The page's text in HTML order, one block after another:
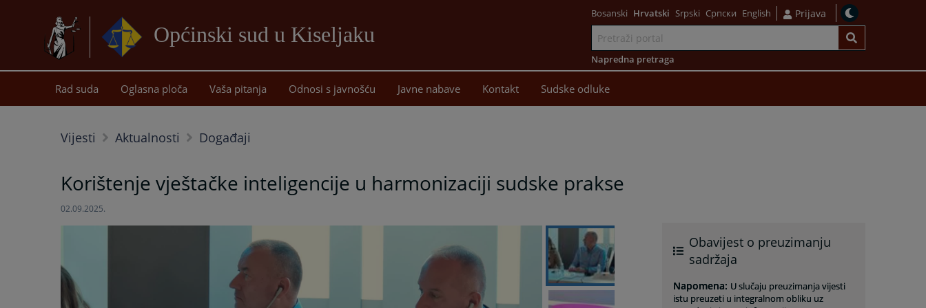
Općinski sud u Kiseljaku
sadržaj
Bosanski Hrvatski Srpski Српски English Prijava
Napredna pretraga
Rad suda Oglasna ploča Vaša pitanja Odnosi s javnošću Javne nabave Kontakt Sudske odluke
Vijesti Aktualnosti Događaji
Korištenje vještačke inteligencije u harmonizaciji sudske prakse
02.09.2025.
Obavijest o preuzimanju
sadržaja
Napomena: U slučaju preuzimanja vijesti
istu preuzeti u integralnom obliku uz